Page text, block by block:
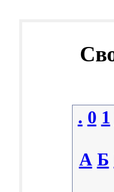
. 0 1
А Б